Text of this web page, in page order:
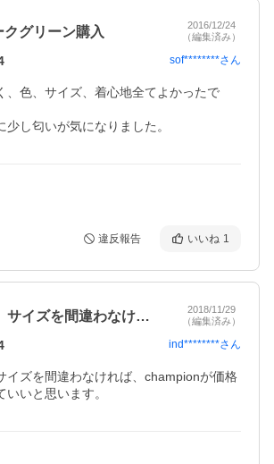
クグリーン購入
2016/12/24
（編集済み）
sof********さん
、色、サイズ、着心地全てよかったで
少し匂いが気になりました。
違反報告 いいね 1
リピートです。サイズを間違わなければ、…
2018/11/29
（編集済み）
ind********さん
イズを間違わなければ、championが価格
いいと思います。